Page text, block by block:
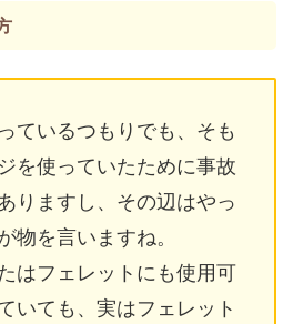
ているつもりでも、そも
を使っていたために事故
りますし、その辺はやっ
物を言いますね。
はフェレットにも使用可
いても、実はフェレット